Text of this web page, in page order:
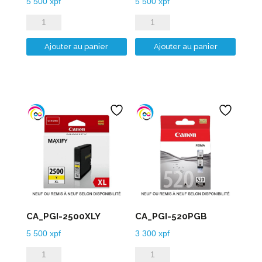
quantité
de
CA_PGI-
Ajouter au panier
quantité
de
CA_PGI-
Ajouter au panier
CA_PGI-2500XLY
5 500 xpf
quantité
CA_PGI-520PGB
3 300xpf
quantité